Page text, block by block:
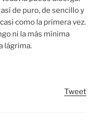
de puro, de sencillo y
como la primera vez.
ni la más mínima
lágrima.
Tweet